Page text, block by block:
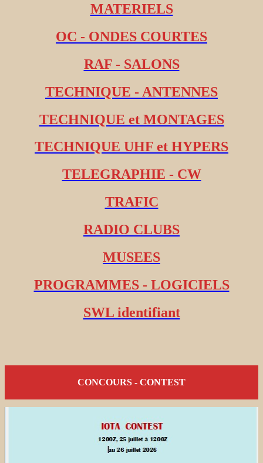
MATERIELS
OC - ONDES COURTES
RAF - SALONS
TECHNIQUE - ANTENNES
TECHNIQUE et MONTAGES
TECHNIQUE UHF et HYPERS
TELEGRAPHIE - CW
TRAFIC
RADIO CLUBS
MUSEES
PROGRAMMES - LOGICIELS
SWL identifiant
CONCOURS - CONTEST